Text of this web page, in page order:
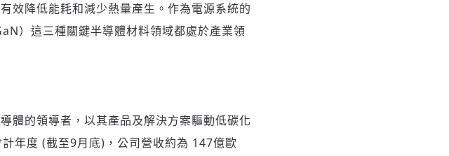
動
革命
證碼
效降低能耗和減少熱量產生。作為電源系統的
）這三種關鍵半導體材料領域都處於產業領
體的領導者，以其產品及解決方案驅動低碳化
年度 (截至9月底)，公司營收約為 147億歐